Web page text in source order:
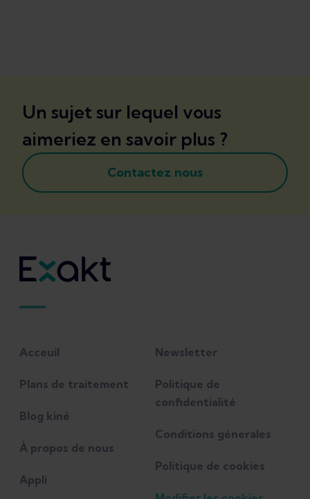
Un sujet sur lequel vous
aimeriez en savoir plus ?
Contactez nous
Acceuil
Plans de traitement
Blog kiné
À propos de nous
Appli
Newsletter
Politique de
confidentialité
Conditions génerales
Politique de cookies